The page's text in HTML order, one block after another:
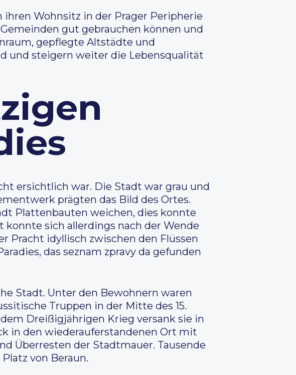
Wohnsitz in der Prager Peripherie
gut gebrauchen können und
gepflegte Altstädte und
und steigern weiter die Lebensqualität
ersichtlich war. Die Stadt war grau und
prägten das Bild des Ortes.
Plattenbauten weichen, dies konnte
sich allerdings nach der Wende
Pracht idyllisch zwischen den Flüssen
das seznam zpravy da gefunden
Stadt. Unter den Bewohnern waren
Truppen in der Mitte des 15.
Dreißigjährigen Krieg versank sie in
in den wiederauferstandenen Ort mit
Überresten der Stadtmauer. Tausende
von Beraun.